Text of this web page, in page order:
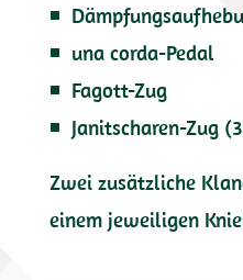
una corda-Pedal
Fagott-Zug
Janitscharen-Zug
Zwei zusätzliche
einem jeweiligen